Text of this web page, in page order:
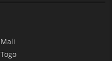
Mali
Togo